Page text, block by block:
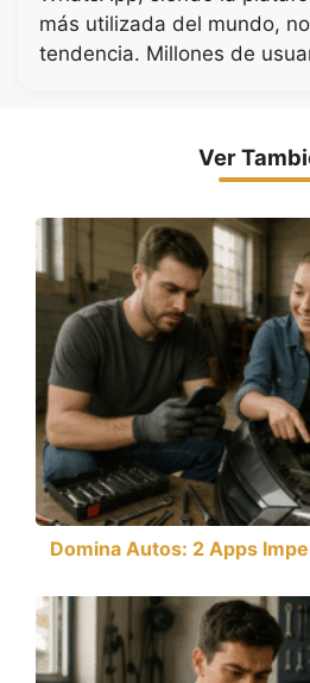
más utilizada del mundo,
tendencia. Millones de
Ver
Domina Autos: 2 Apps